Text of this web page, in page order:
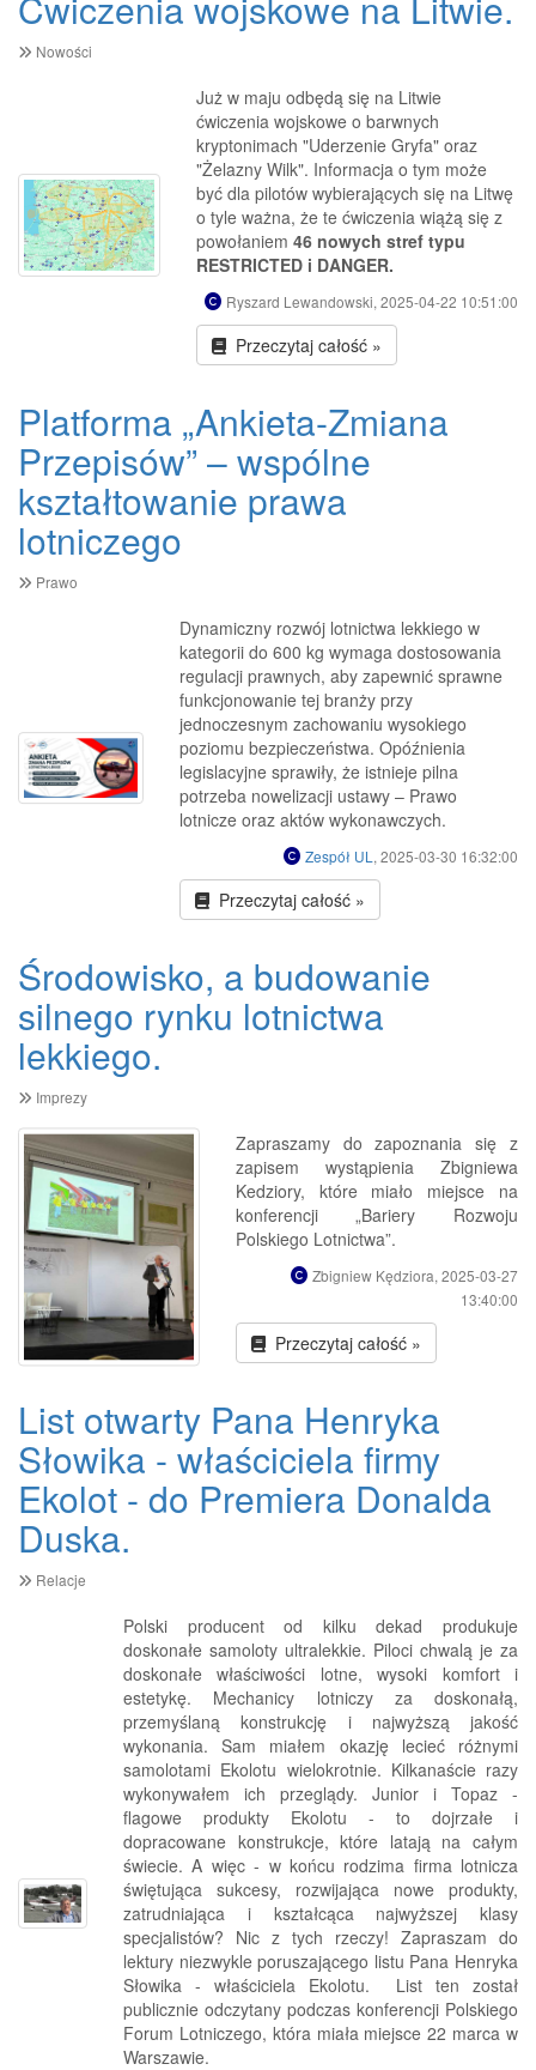
Nowości
Już w maju odbędą się na Litwie
ćwiczenia wojskowe o barwnych
kryptonimach "Uderzenie Gryfa" oraz
"Żelazny Wilk". Informacja o tym może
być dla pilotów wybierających się na Litwę
o tyle ważna, że te ćwiczenia wiążą się z
powołaniem46 nowych stref typu
RESTRICTED i DANGER.
Ryszard Lewandowski, 2025-04-22 10:51:00
Przeczytaj całość »
Platforma „Ankieta-Zmiana
Przepisów” – wspólne
kształtowanie prawa
lotniczego
Prawo
Dynamiczny rozwój lotnictwa lekkiego w
kategorii do 600 kg wymaga dostosowania
regulacji prawnych, aby zapewnić sprawne
funkcjonowanie tej branży przy
jednoczesnym zachowaniu wysokiego
poziomu bezpieczeństwa. Opóźnienia
legislacyjne sprawiły, że istnieje pilna
potrzeba nowelizacji ustawy – Prawo
lotnicze oraz aktów wykonawczych.
Zespół UL , 2025-03-30 16:32:00
Przeczytaj całość »
Środowisko, a budowanie
silnego rynku lotnictwa
lekkiego.
Imprezy
Zapraszamy do zapoznania się z
zapisem wystąpienia Zbigniewa
Kedziory, które miało miejsce na
konferencji „Bariery Rozwoju
Polskiego Lotnictwa”.
Zbigniew Kędziora, 2025-03-27
13:40:00
Przeczytaj całość »
List otwarty Pana Henryka
Słowika - właściciela firmy
Ekolot - do Premiera Donalda
Duska.
Relacje
Polski producent od kilku dekad produkuje
doskonałe samoloty ultralekkie. Piloci chwalą je za
doskonałe właściwości lotne, wysoki komfort i
estetykę. Mechanicy lotniczy za doskonałą,
przemyślaną konstrukcję i najwyższą jakość
wykonania. Sam miałem okazję lecieć różnymi
samolotami Ekolotu wielokrotnie. Kilkanaście razy
wykonywałem ich przeglądy. Junior i Topaz -
flagowe produkty Ekolotu - to dojrzałe i
dopracowane konstrukcje, które latają na całym
świecie. A więc - w końcu rodzima firma lotnicza
świętująca sukcesy, rozwijająca nowe produkty,
zatrudniająca i kształcąca najwyższej klasy
specjalistów? Nic z tych rzeczy! Zapraszam do
lektury niezwykle poruszającego listu Pana Henryka
Słowika - właściciela Ekolotu. List ten został
publicznie odczytany podczas konferencji Polskiego
Forum Lotniczego, która miała miejsce 22 marca w
Warszawie.